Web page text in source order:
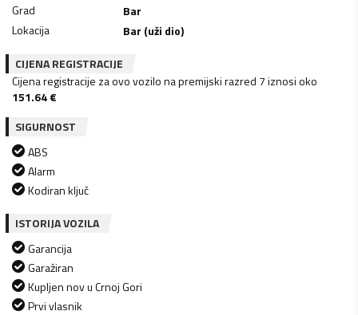
Grad
Bar
Lokacija
Bar (uži dio)
CIJENA REGISTRACIJE
Cijena registracije za ovo vozilo na premijski razred 7 iznosi oko
151.64€
SIGURNOST
ABS
Alarm
Kodiran ključ
ISTORIJA VOZILA
Garancija
Garažiran
Kupljen nov u Crnoj Gori
Prvi vlasnik